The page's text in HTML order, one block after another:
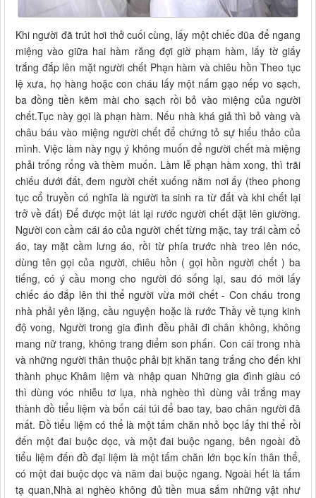
Khi người đã trút hơi thở cuối cùng, lấy một chiếc đũa để ngang
miệng vào giữa hai hàm răng đợi giờ phạm hàm, lấy tờ giấy
trắng đắp lên mặt người chết Phạn hàm và chiêu hồn Theo tục
lệ xưa, họ hàng hoặc con cháu lấy một nấm gạo nếp vo sạch,
ba đồng tiền kẽm mài cho sạch rồi bỏ vào miệng của người
chết.Tục này gọi là phạn hàm. Nếu nhà khá giả thì bỏ vàng và
châu báu vào miệng người chết để chứng tỏ sự hiếu thảo của
mình. Việc làm này ngụ ý không muốn để người chết mà miệng
phải trống rổng và thèm muốn. Làm lễ phạn hàm xong, thì trãi
chiếu dưới đất, đem người chết xuống nằm nơi ấy (theo phong
tục cổ truyền có nghĩa là người ta sinh ra từ đất và khi chết lại
trở về đất) Để được một lát lại rước người chết đặt lên giường.
Người con cầm cái áo của người chết từng mặc, tay trái cầm cổ
áo, tay mặt cầm lưng áo, rồi từ phía trước nhà treo lên nóc,
dùng tên gọi của người, chiêu hồn ( gọi hồn người chết ) ba
tiếng, có ý cầu mong cho người đó sống lại, sau đó mới lấy
chiếc áo đắp lên thi thể người vừa mới chết - Con cháu trong
nhà phải yên lặng, cầu nguyện hoặc là rước Thầy về tụng kinh
độ vong, Người trong gia đình đều phải đi chân không, không
mang nữ trang, không trang điểm son phấn. Con cái trong nhà
và những người thân thuộc phải bịt khăn tang trắng cho đến khi
thành phục Khâm liệm và nhập quan Những gia đình giàu có
thì dùng vóc nhiễu tơ lụa, nhà nghèo thì dùng vải trắng may
thành đồ tiểu liệm và bốn cái túi để bao tay, bao chân người đã
mất. Đồ tiểu liệm có thể là một tấm chăn nhỏ bọc lấy thi thể rồi
đến một đai buộc dọc, và một đai buộc ngang, bên ngoài đồ
tiểu liệm đến đồ đại liệm là một tấm chăn lớn bọc kín thân thể,
có một đai buộc dọc và năm đai buộc ngang. Ngoài hết là tấm
tạ quan,Nhà ai nghèo không đủ tiền mua sắm những vật như